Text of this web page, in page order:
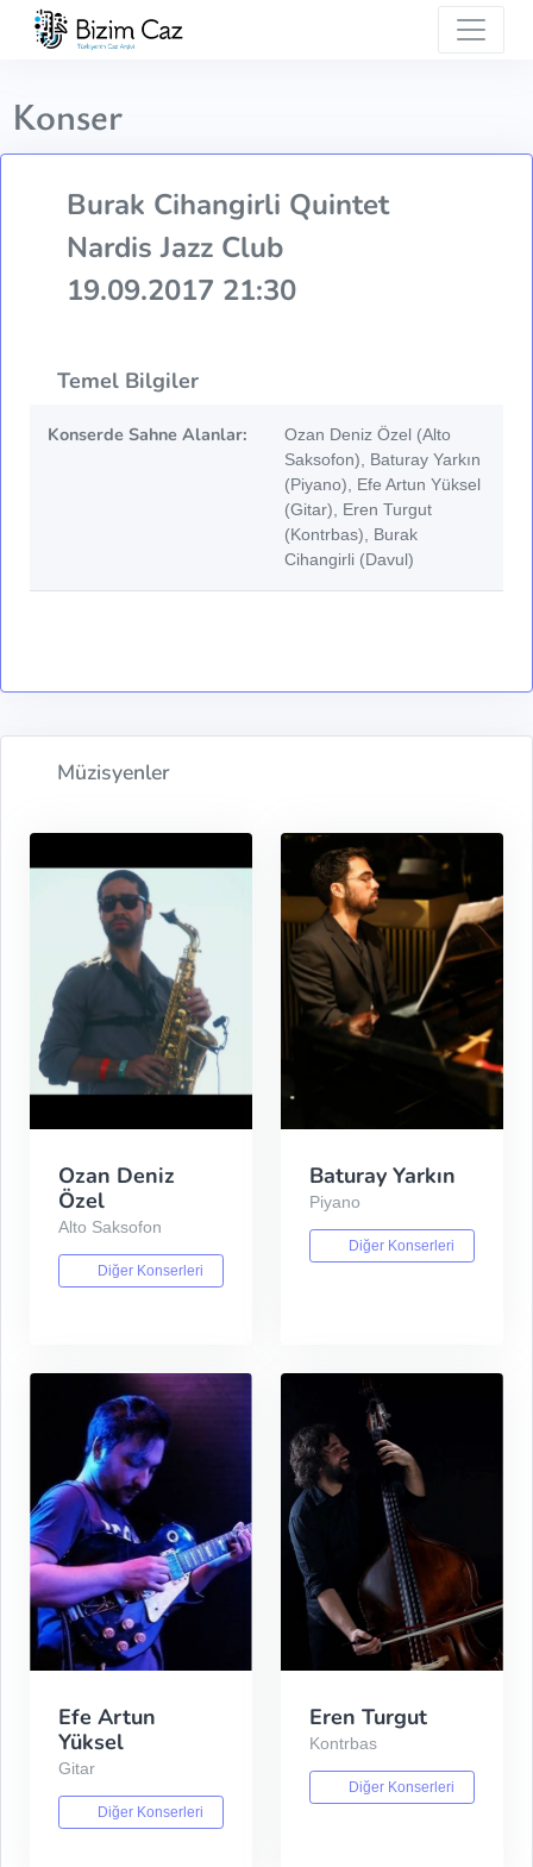
Konser
Burak Cihangirli Quintet
Nardis Jazz Club
19.09.2017 21:30
Temel Bilgiler
Konserde Sahne Alanlar:
Ozan Deniz Özel (Alto
Saksofon), Baturay Yarkın
(Piyano), Efe Artun Yüksel
(Gitar), Eren Turgut
(Kontrbas), Burak
Cihangirli (Davul)
Müzisyenler
Ozan Deniz
Özel
Alto Saksofon
Diğer Konserleri
Baturay Yarkın
Piyano
Diğer Konserleri
Efe Artun
Yüksel
Gitar
Diğer Konserleri
Eren Turgut
Kontrbas
Diğer Konserleri